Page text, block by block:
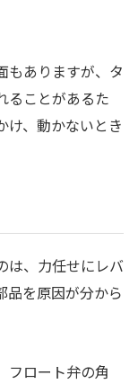
もありますが、タ
ることがあるた
け、動かないとき
は、力任せにレバ
品を原因が分から
フロート弁の角